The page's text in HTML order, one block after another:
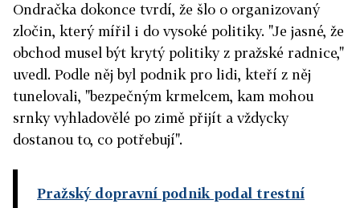
Ondračka dokonce tvrdí, že šlo o organizovaný
zločin, který mířil i do vysoké politiky. "Je jasné, že
obchod musel být krytý politiky z pražské radnice,"
uvedl. Podle něj byl podnik pro lidi, kteří z něj
tunelovali, "bezpečným krmelcem, kam mohou
srnky vyhladovělé po zimě přijít a vždycky
dostanou to, co potřebují".
Pražský dopravní podnik podal trestní